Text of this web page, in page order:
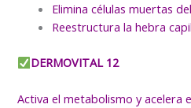
Elimina células muertas
Reestructura la hebra
DERMOVITAL 12
Activa el metabolismo y acelera